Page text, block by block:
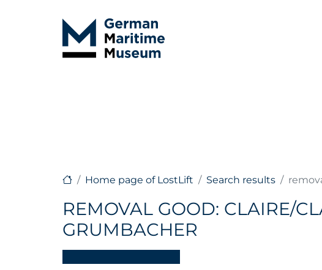
Home page of LostLift Search results
REMOVAL GOOD: CLAIRE/
GRUMBACHER